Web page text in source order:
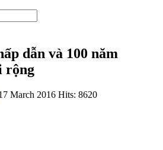
dẫn và 100 năm
rộng
March 2016 Hits: 8620